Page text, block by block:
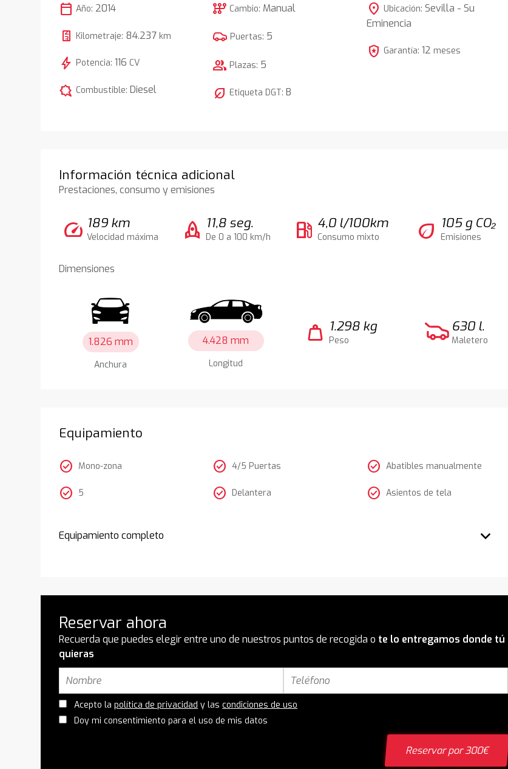
calendar_today Año: 2014
Kilometraje: 84.237 km
bolt Potencia:116 CV
comic_bubble Combustible:Diesel
auto_transmission Cambio: Manual
Puertas: 5
group Plazas: 5
nest_eco_leaf Etiqueta DGT:B
location_on Ubicación: Sevilla - Su
Eminencia
local_police Garantía: 12 meses
Información técnica adicional
Prestaciones, consumo y emisiones
speed 189 km
Velocidad máxima rocket 11,8 seg.
De 0 a 100 km/h local_gas_station 4,0 l/100km
Consumo mixto eco 105 g CO₂
Emisiones
Dimensiones
1.826 mm
Anchura
4.428 mm
Longitud
weight 1.298 kg
Peso
630 l.
Maletero
Equipamiento
check_circle Mono-zona
check_circle 5
check_circle 4/5 Puertas
check_circle Delantera
check_circle Abatibles manualmente
check_circle Asientos de tela
Equipamiento completo
Reservar ahora
Recuerda que puedes elegir entre uno de nuestros puntos de recogida o te lo entregamos donde tú
quieras
Acepto lapolítica de privacidad y lascondiciones de uso
Doy mi consentimiento para el uso de mis datos
Reservar por 300€